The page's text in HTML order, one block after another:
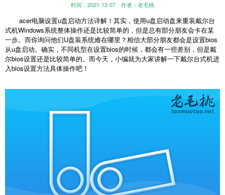
时间：2021-12-07 作者：老毛桃
acer电脑设置u盘启动方法详解！其实，使用u盘启动盘来重装戴尔台
式机Windows系统整体操作还是比较简单的，但是总有部分朋友会卡在某
一步。而你询问他们U盘装系统难在哪里？相信大部分朋友都会是设置bios
从u盘启动。确实，不同机型在设置bios的时候，都会有一些差别，但是戴
尔bios设置还是比较简单的。而今天，小编就为大家讲解一下戴尔台式机进
入bios设置方法具体操作吧！